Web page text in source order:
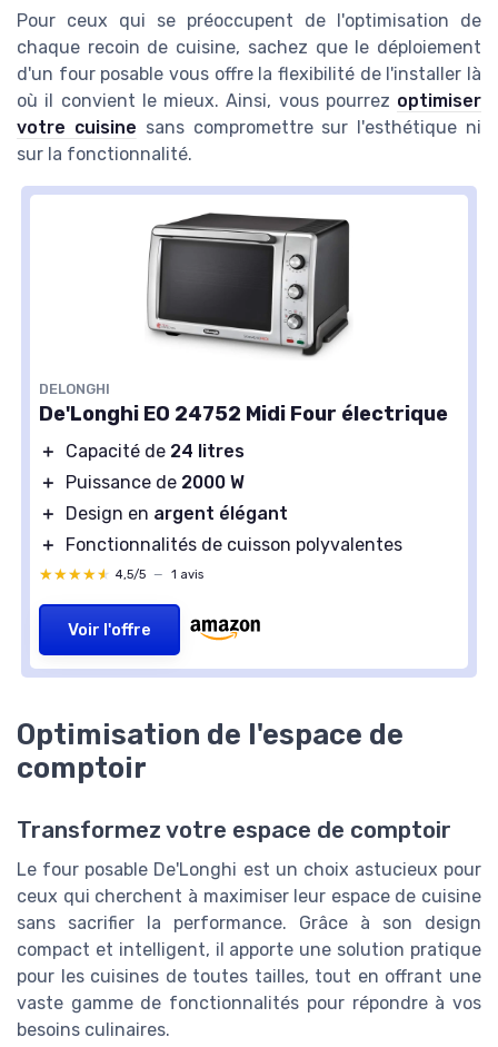
Pour ceux qui se préoccupent de l'optimisation de
chaque recoin de cuisine, sachez que le déploiement
d'un four posable vous offre la flexibilité de l'installer là
où il convient le mieux. Ainsi, vous pourrez optimiser
votre cuisine sans compromettre sur l'esthétique ni
sur la fonctionnalité.
DELONGHI
De'Longhi EO 24752 Midi Four électrique
＋ Capacité de 24 litres
＋
Puissance de 2000 W
＋
Design en argent élégant
＋
Fonctionnalités de cuisson polyvalentes
★★★★★
★★★★★ 4,5/5 — 1 avis
Voir l'offre
Optimisation de l'espace de
comptoir
Transformez votre espace de comptoir
Le four posable De'Longhi est un choix astucieux pour
ceux qui cherchent à maximiser leur espace de cuisine
sans sacrifier la performance. Grâce à son design
compact et intelligent, il apporte une solution pratique
pour les cuisines de toutes tailles, tout en offrant une
vaste gamme de fonctionnalités pour répondre à vos
besoins culinaires.